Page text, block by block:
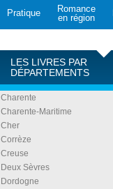
Pratique
Romance
en région
LES LIVRES PAR
DÉPARTEMENTS
Charente
Charente-Maritime
Cher
Corrèze
Creuse
Deux Sèvres
Dordogne